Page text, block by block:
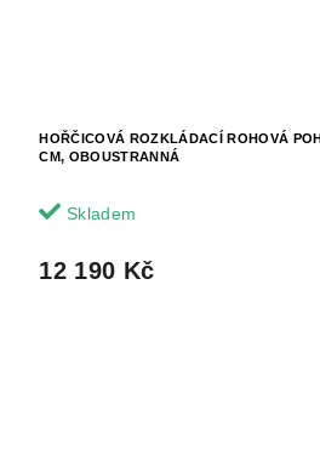
HOŘČICOVÁ ROZKLÁDACÍ ROHOVÁ
CM, OBOUSTRANNÁ
Skladem
12 190 Kč